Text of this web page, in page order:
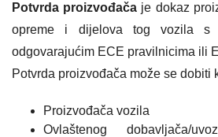
Potvrda proizvođača je dokaz
opreme i dijelova tog vozila s
odgovarajućim ECE pravilnicima ili
Potvrda proizvođača može se dobiti
Proizvođača vozila
Ovlaštenog dobavljača/